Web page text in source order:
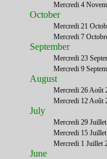
Mercredi 4
October
Mercredi 21
Mercredi 7
September
Mercredi 23
Mercredi 9
August
Mercredi 26 Août
Mercredi 12 Août
July
Mercredi 29
Mercredi 15
Mercredi 1 Juillet
June